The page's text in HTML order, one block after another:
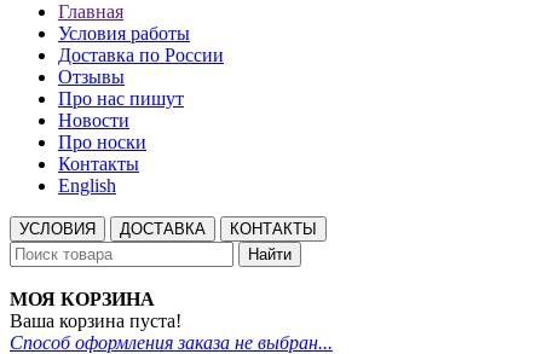
Главная
Условия работы
Доставка по России
Отзывы
Про нас пишут
Новости
Про носки
Контакты
English
УСЛОВИЯ ДОСТАВКА
КОНТАКТЫ
Найти
МОЯ КОРЗИНА
Ваша корзина пуста!
Способ оформления заказа не выбран...